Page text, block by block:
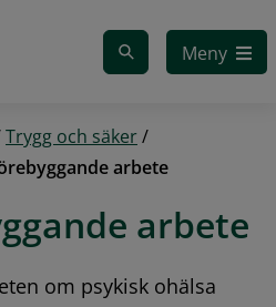
Meny
Trygg och säker/
arbete
arbete
om psykisk ohälsa